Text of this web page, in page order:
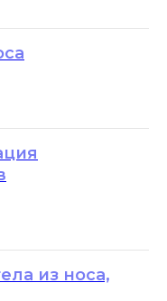
из носа,